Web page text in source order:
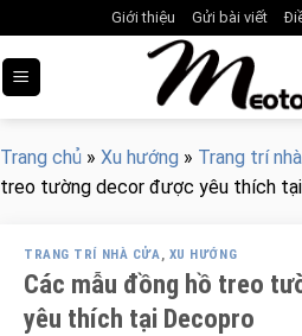
to
content
Giới thiệu Gửi bài viết
Trang chủ » Xu hướng » Trang trí
treo tường decor được yêu thích
TRANG TRÍ NHÀ CỬA, XU HƯỚNG
Các mẫu đồng hồ treo
yêu thích tại Decopro